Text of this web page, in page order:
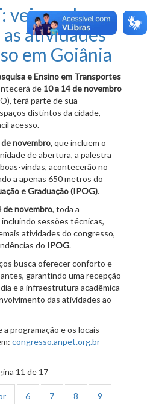
veja onde
atividades
em Goiânia
e Ensino em Transportes
de 10 a 14 de novembro
terá parte de sua
distintos da cidade,
acesso.
de novembro, que incluem o
de abertura, a palestra
vindas, acontecerão no
a apenas 650 metros do
e Graduação (IPOG).
de novembro, toda a
sessões técnicas,
atividades do congresso,
do IPOG.
busca oferecer conforto e
garantindo uma recepção
e a infraestrutura acadêmica
das atividades ao
programação e os locais
congresso.anpet.org.br
11 de 17
6 7 8 9